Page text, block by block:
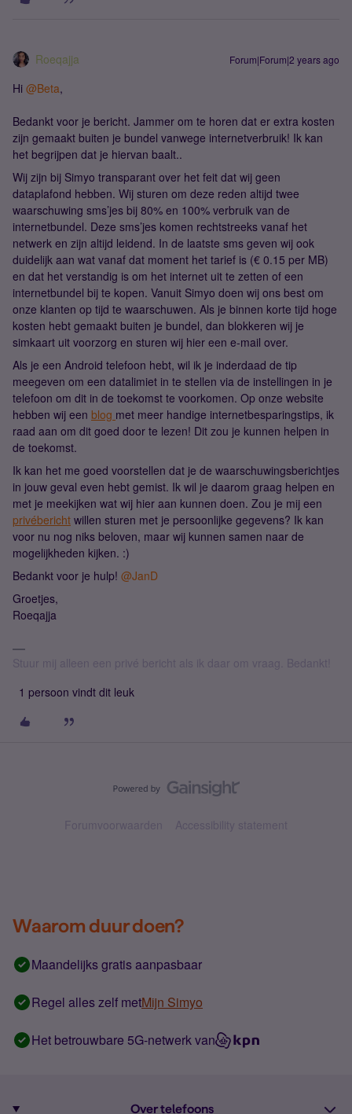
Roeqajja Forum|Forum|2 years ago
Hi @Beta,
Bedankt voor je bericht. Jammer om te horen dat er extra kosten
zijn gemaakt buiten je bundel vanwege internetverbruik! Ik kan
het begrijpen dat je hiervan baalt..
Wij zijn bij Simyo transparant over het feit dat wij geen
dataplafond hebben. Wij sturen om deze reden altijd twee
waarschuwing sms’jes bij 80% en 100% verbruik van de
internetbundel. Deze sms’jes komen rechtstreeks vanaf het
netwerk en zijn altijd leidend. In de laatste sms geven wij ook
duidelijk aan wat vanaf dat moment het tarief is (€ 0.15 per MB)
en dat het verstandig is om het internet uit te zetten of een
internetbundel bij te kopen. Vanuit Simyo doen wij ons best om
onze klanten op tijd te waarschuwen. Als je binnen korte tijd hoge
kosten hebt gemaakt buiten je bundel, dan blokkeren wij je
simkaart uit voorzorg en sturen wij hier een e-mail over.
Als je een Android telefoon hebt, wil ik je inderdaad de tip
meegeven om een datalimiet in te stellen via de instellingen in je
telefoon om dit in de toekomst te voorkomen. Op onze website
hebben wij een blog met meer handige internetbesparingstips, ik
raad aan om dit goed door te lezen! Dit zou je kunnen helpen in
de toekomst.
Ik kan het me goed voorstellen dat je de waarschuwingsberichtjes
in jouw geval even hebt gemist. Ik wil je daarom graag helpen en
met je meekijken wat wij hier aan kunnen doen. Zou je mij een
privébericht willen sturen met je persoonlijke gegevens? Ik kan
voor nu nog niks beloven, maar wij kunnen samen naar de
mogelijkheden kijken. :)
Bedankt voor je hulp! @JanD
Groetjes,
Roeqajja
Stuur mij alleen een privé bericht als ik daar om vraag. Bedankt!
1 persoon vindt dit leuk
Forumvoorwaarden Accessibility statement
Waarom duur doen?
Maandelijks gratis aanpasbaar
Regel alles zelf metMijn Simyo
Het betrouwbare 5G-netwerk van
Over telefoons